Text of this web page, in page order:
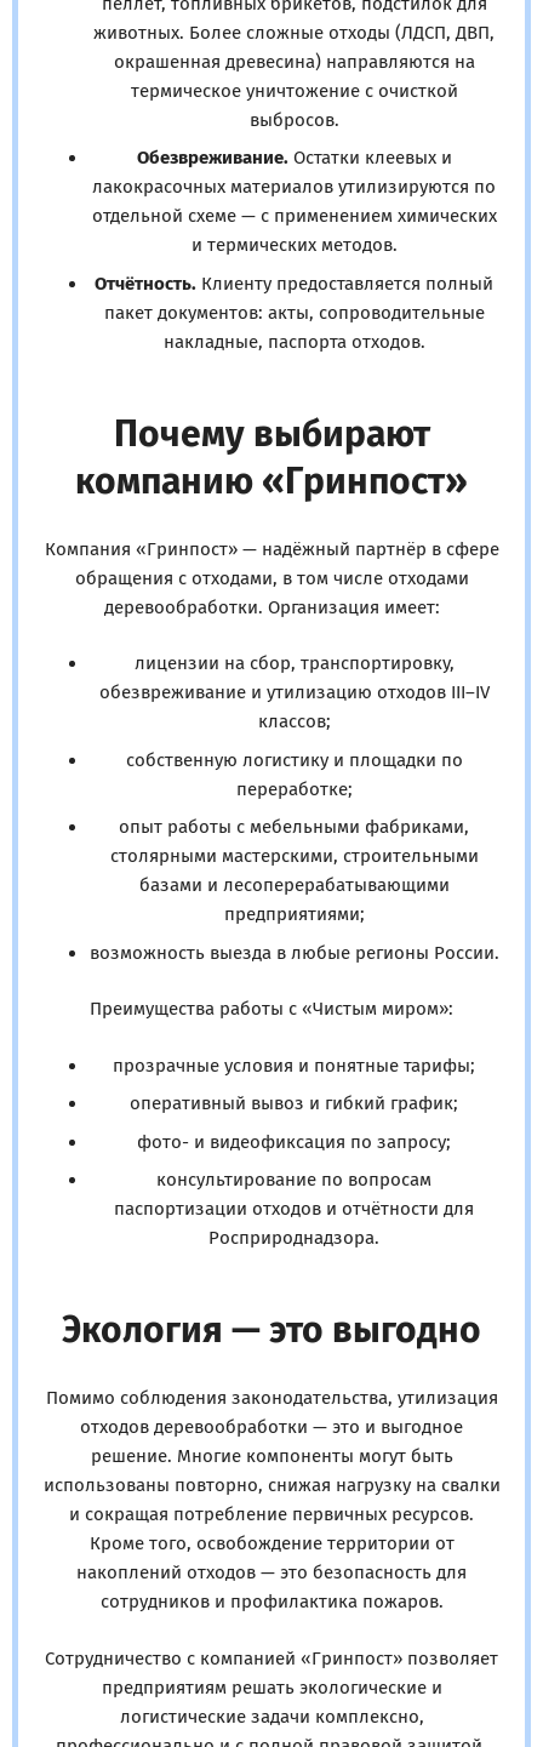
животных. Более сложные отходы (ЛДСП, ДВП,
окрашенная древесина) направляются на
термическое уничтожение с очисткой
выбросов.
Обезвреживание.Остатки клеевых и
лакокрасочных материалов утилизируются по
отдельной схеме — с применением химических
и термических методов.
Отчётность. Клиенту предоставляется полный
пакет документов: акты, сопроводительные
накладные, паспорта отходов.
Почему выбирают
компанию «Гринпост»
Компания «Гринпост» — надёжный партнёр в сфере
обращения с отходами, в том числе отходами
деревообработки. Организация имеет:
лицензии на сбор, транспортировку,
обезвреживание и утилизацию отходов III–IV
классов;
собственную логистику и площадки по
переработке;
опыт работы с мебельными фабриками,
столярными мастерскими, строительными
базами и лесоперерабатывающими
предприятиями;
возможность выезда в любые регионы России.
Преимущества работы с «Чистым миром»:
прозрачные условия и понятные тарифы;
оперативный вывоз и гибкий график;
фото- и видеофиксация по запросу;
консультирование по вопросам
паспортизации отходов и отчётности для
Росприроднадзора.
Экология — это выгодно
Помимо соблюдения законодательства, утилизация
отходов деревообработки — это и выгодное
решение. Многие компоненты могут быть
использованы повторно, снижая нагрузку на свалки
и сокращая потребление первичных ресурсов.
Кроме того, освобождение территории от
накоплений отходов — это безопасность для
сотрудников и профилактика пожаров.
Сотрудничество с компанией «Гринпост» позволяет
предприятиям решать экологические и
логистические задачи комплексно,